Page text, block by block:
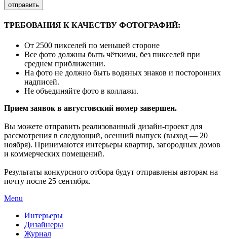
отправить
ТРЕБОВАНИЯ К КАЧЕСТВУ ФОТОГРАФИЙ:
От 2500 пикселей по меньшей стороне
Все фото должны быть чёткими, без пикселей при
среднем приближении.
На фото не должно быть водяных знаков и посторонних
надписей.
Не объединяйте фото в коллажи.
Прием заявок в августовский номер завершен.
Вы можете отправить реализованный дизайн-проект для
рассмотрения в следующий, осенний выпуск (выход — 20
ноября). Принимаются интерьеры квартир, загородных домов
и коммерческих помещений.
Результаты конкурсного отбора будут отправлены авторам на
почту после 25 сентября.
Menu
Интерьеры
Дизайнеры
Журнал